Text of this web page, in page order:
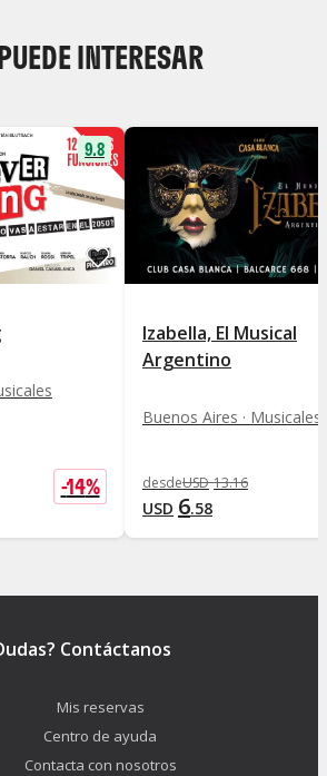
INTERESAR
9.8
-14%
Izabella, El Musical
Argentino
Buenos Aires · Musicales
desdeUSD 13.16
USD 6.58
Contáctanos
Mis reservas
Centro de ayuda
Contacta con nosotros